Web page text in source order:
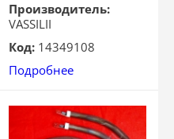
Производитель:
VASSILII
Код: 14349108
Подробнее